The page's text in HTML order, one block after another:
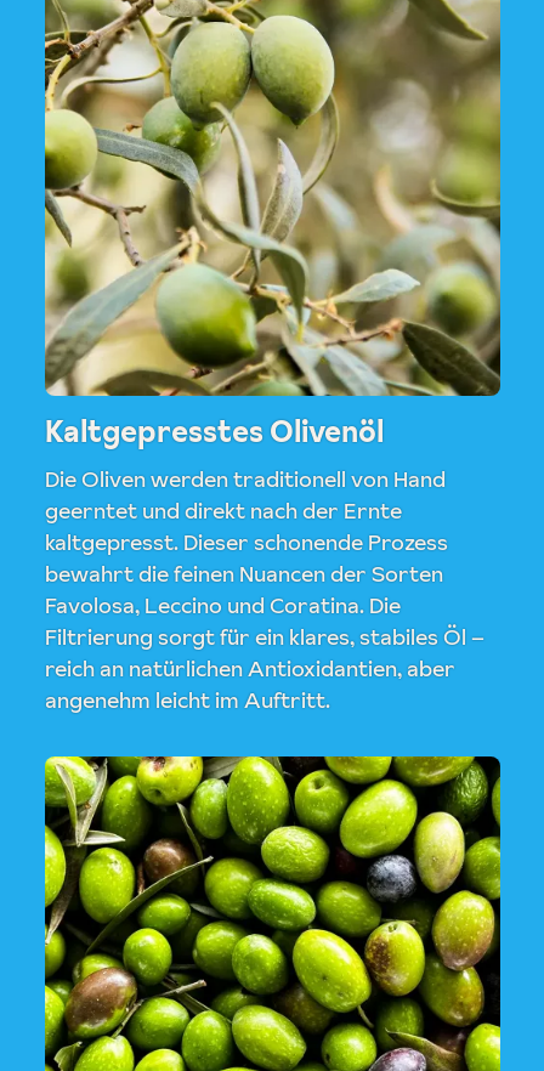
Kaltgepresstes Olivenöl
Die Oliven werden traditionell von Hand
geerntet und direkt nach der Ernte
kaltgepresst. Dieser schonende Prozess
bewahrt die feinen Nuancen der Sorten
Favolosa, Leccino und Coratina. Die
Filtrierung sorgt für ein klares, stabiles Öl –
reich an natürlichen Antioxidantien, aber
angenehm leicht im Auftritt.